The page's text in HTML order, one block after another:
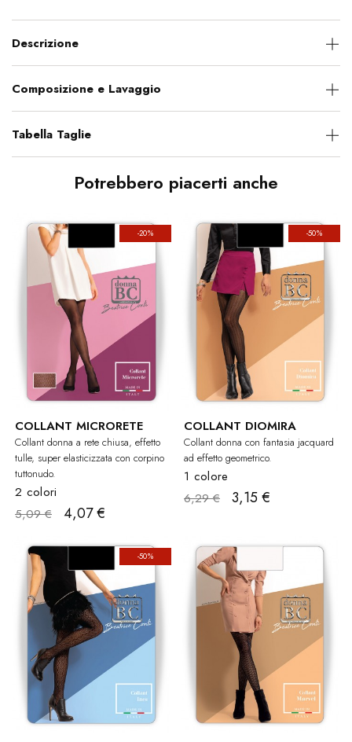
Descrizione
Composizione e Lavaggio
Tabella Taglie
Potrebbero piacerti anche
-20%
COLLANT MICRORETE
Collant donna a rete chiusa, effetto
tulle, super elasticizzata con corpino
tuttonudo.
2 colori
5,09 €
4,07 €
-50%
COLLANT DIOMIRA
Collant donna con fantasia jacquard
ad effetto geometrico.
1 colore
6,29 €
3,15 €
-50%